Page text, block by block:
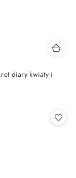
diary kwiaty i